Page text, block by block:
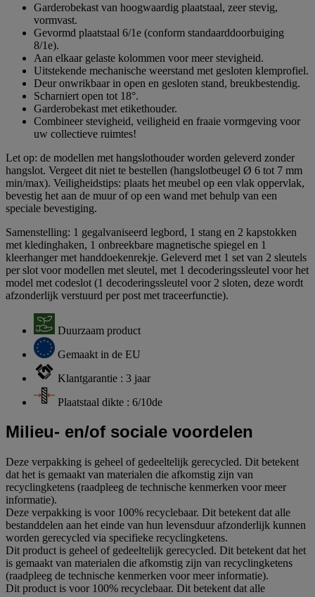
Garderobekast van hoogwaardig plaatstaal, zeer stevig,
vormvast.
Gevormd plaatstaal 6/1e (conform standaarddoorbuiging
8/1e).
Aan elkaar gelaste kolommen voor meer stevigheid.
Uitstekende mechanische weerstand met gesloten klemprofiel.
Deur onwrikbaar in open en gesloten stand, breukbestendig.
Scharniert open tot 18°.
Garderobekast met etikethouder.
Combineer stevigheid, veiligheid en fraaie vormgeving voor
uw collectieve ruimtes!
Let op: de modellen met hangslothouder worden geleverd zonder
hangslot. Vergeet dit niet te bestellen (hangslotbeugel Ø 6 tot 7 mm
min/max). Veiligheidstips: plaats het meubel op een vlak oppervlak,
bevestig het aan de muur of op een wand met behulp van een
speciale bevestiging.
Samenstelling: 1 gegalvaniseerd legbord, 1 stang en 2 kapstokken
met kledinghaken, 1 onbreekbare magnetische spiegel en 1
kleerhanger met handdoekenrekje. Geleverd met 1 set van 2 sleutels
per slot voor modellen met sleutel, met 1 decoderingssleutel voor het
model met codeslot (1 decoderingssleutel voor 2 sloten, deze wordt
afzonderlijk verstuurd per post met traceerfunctie).
Duurzaam product
Gemaakt in de EU
Klantgarantie : 3 jaar
Plaatstaal dikte : 6/10de
Milieu- en/of sociale voordelen
Deze verpakking is geheel of gedeeltelijk gerecycled. Dit betekent
dat het is gemaakt van materialen die afkomstig zijn van
recyclingketens (raadpleeg de technische kenmerken voor meer
informatie).
Deze verpakking is voor 100% recyclebaar. Dit betekent dat alle
bestanddelen aan het einde van hun levensduur afzonderlijk kunnen
worden gerecycled via specifieke recyclingketens.
Dit product is geheel of gedeeltelijk gerecycled. Dit betekent dat het
is gemaakt van materialen die afkomstig zijn van recyclingketens
(raadpleeg de technische kenmerken voor meer informatie).
Dit product is voor 100% recyclebaar. Dit betekent dat alle